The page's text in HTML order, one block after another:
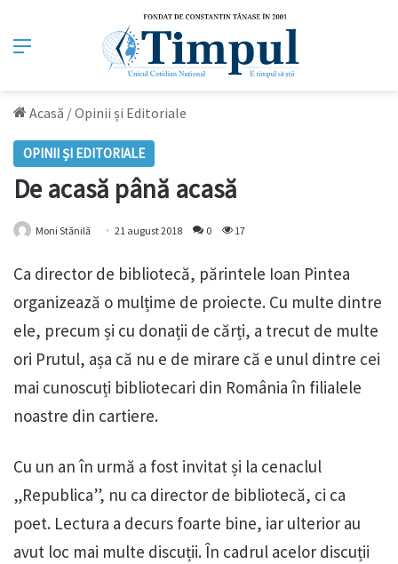
Meniu
Acasă /Opinii și Editoriale
OPINII ȘI EDITORIALE
De acasă până acasă
Moni Stănilă 21 august 2018 0 17
Ca director de bibliotecă, părintele Ioan Pintea
organizează o mulțime de proiecte. Cu multe dintre
ele, precum și cu donații de cărți, a trecut de multe
ori Prutul, așa că nu e de mirare că e unul dintre cei
mai cunoscuți bibliotecari din România în filialele
noastre din cartiere.
Cu un an în urmă a fost invitat și la cenaclul
„Republica”, nu ca director de bibliotecă, ci ca
poet. Lectura a decurs foarte bine, iar ulterior au
avut loc mai multe discuții. În cadrul acelor discuții